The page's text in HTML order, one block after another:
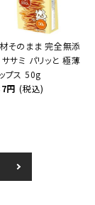
そのまま 完全無添
サミ パリッと 極薄
プス 50g
円 (税込)